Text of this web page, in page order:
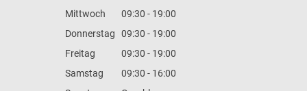
Mittwoch
09:30 - 19:00
Donnerstag
09:30 - 19:00
Freitag
09:30 - 19:00
Samstag
09:30 - 16:00